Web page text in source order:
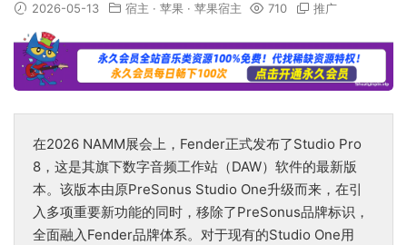
2026-05-13 宿主 · 苹果 · 苹果宿主 710 推广
在2026 NAMM展会上，Fender正式发布了Studio Pro
8，这是其旗下数字音频工作站（DAW）软件的最新版
本。该版本由原PreSonus Studio One升级而来，在引
入多项重要新功能的同时，移除了PreSonus品牌标识，
全面融入Fender品牌体系。对于现有的Studio One用